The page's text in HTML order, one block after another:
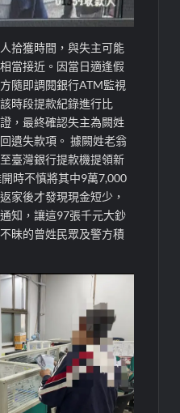
拾獲時間，與失主可能
當接近。因當日適逢假
隨即調閱銀行ATM監視
時段提款紀錄進行比
，最終確認失主為闕姓
遺失款項。 據闕姓老翁
臺灣銀行提款機提領新
時不慎將其中9萬7,000
家後才發現現金短少，
知，讓這97張千元大鈔
昧的曾姓民眾及警方積